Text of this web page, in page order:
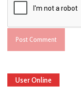
User Online